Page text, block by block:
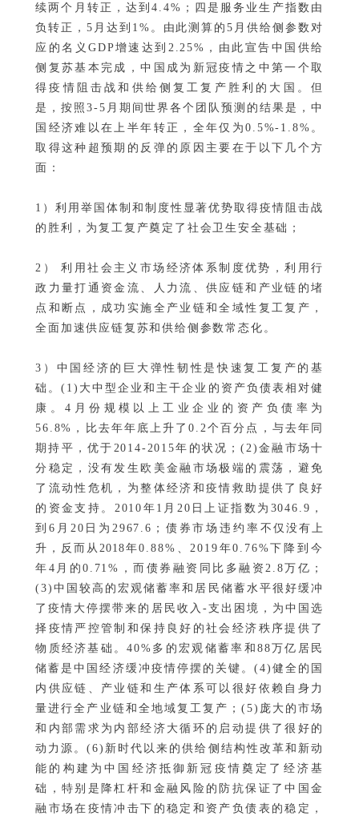
续两个月转正，达到4.4%；四是服务业生产指数由
负转正，5月达到1%。由此测算的5月供给侧参数对
应的名义GDP增速达到2.25%，由此宣告中国供给
侧复苏基本完成，中国成为新冠疫情之中第一个取
得疫情阻击战和供给侧复工复产胜利的大国。但
是，按照3-5月期间世界各个团队预测的结果是，中
国经济难以在上半年转正，全年仅为0.5%-1.8%。
取得这种超预期的反弹的原因主要在于以下几个方
面：
1）利用举国体制和制度性显著优势取得疫情阻击战
的胜利，为复工复产奠定了社会卫生安全基础；
2） 利用社会主义市场经济体系制度优势，利用行
政力量打通资金流、人力流、供应链和产业链的堵
点和断点，成功实施全产业链和全域性复工复产，
全面加速供应链复苏和供给侧参数常态化。
3）中国经济的巨大弹性韧性是快速复工复产的基
础。(1)大中型企业和主干企业的资产负债表相对健
康。4月份规模以上工业企业的资产负债率为
56.8%，比去年年底上升了0.2个百分点，与去年同
期持平，优于2014-2015年的状况；(2)金融市场十
分稳定，没有发生欧美金融市场极端的震荡，避免
了流动性危机，为整体经济和疫情救助提供了良好
的资金支持。2010年1月20日上证指数为3046.9，
到6月20日为2967.6；债券市场违约率 不仅没有上
升，反而从2018年0.88%、2019年0.76%下降到今
年4月的0.71%，而债券融资同比多融资2.8万亿；
(3)中国较高的宏观储蓄率和居民储蓄水平很好缓冲
了疫情大停摆带来的居民收入-支出困境，为中国选
择疫情严控管制和保持良好的社会经济秩序提供了
物质经济基础。40%多的宏观储蓄率和88万亿居民
储蓄是中国经济缓冲疫情停摆的关键。(4)健全的国
内供应链、产业链和生产体系可以很好依赖自身力
量进行全产业链和全地域复工复产；(5)庞大的市场
和内部需求为内部经济大循环的启动提供了很好的
动力源。(6)新时代以来的供给侧结构性改革和新动
能的构建为中国经济抵御新冠疫情奠定了经济基
础，特别是降杠杆和金融风险的防抗保证了中国金
融市场在疫情冲击下的稳定和资产负债表的稳定，